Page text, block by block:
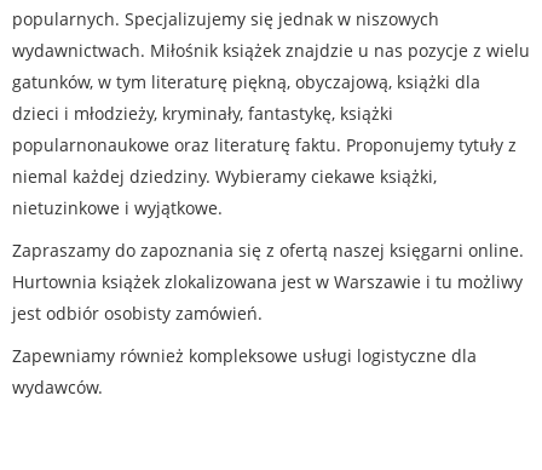
popularnych. Specjalizujemy się jednak w niszowych
wydawnictwach. Miłośnik książek znajdzie u nas pozycje z wielu
gatunków, w tym literaturę piękną, obyczajową, książki dla
dzieci i młodzieży, kryminały, fantastykę, książki
popularnonaukowe oraz literaturę faktu. Proponujemy tytuły z
niemal każdej dziedziny. Wybieramy ciekawe książki,
nietuzinkowe i wyjątkowe.
Zapraszamy do zapoznania się z ofertą naszej księgarni online.
Hurtownia książek zlokalizowana jest w Warszawie i tu możliwy
jest odbiór osobisty zamówień.
Zapewniamy również kompleksowe usługi logistyczne dla
wydawców.